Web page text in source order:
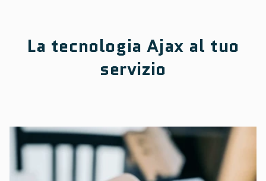
La tecnologia Ajax al tuo
servizio